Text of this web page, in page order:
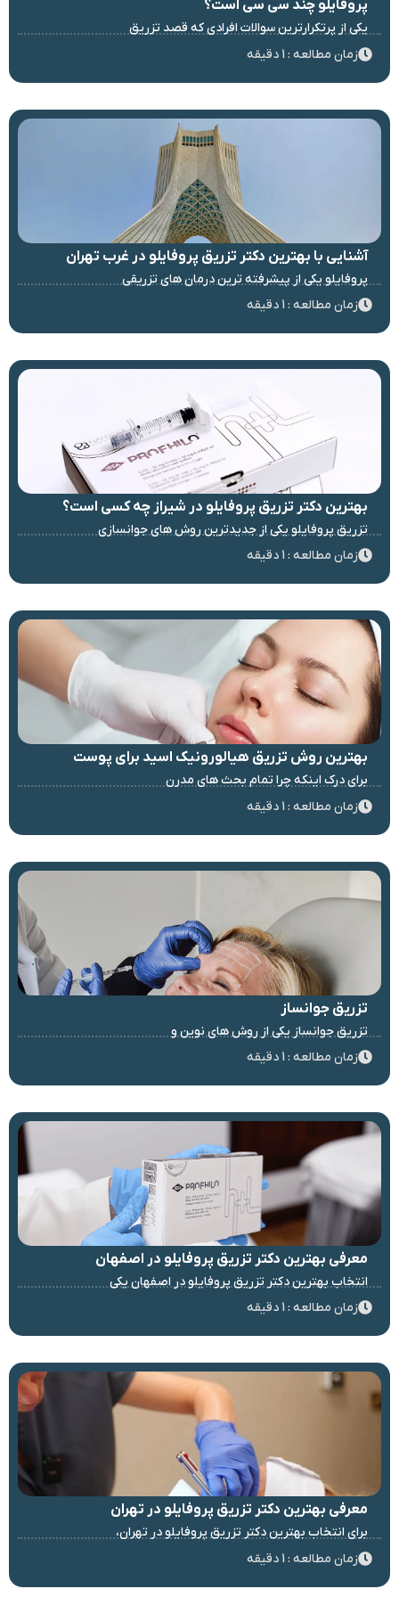
پروفایلو چند سی سی است؟
یکی از پرتکرارترین سوالات افرادی که قصد تزریق
زمان مطالعه : 1 دقیقه
آشنایی با بهترین دکتر تزریق پروفایلو در غرب تهران
پروفایلو یکی از پیشرفته ترین درمان های تزریقی
زمان مطالعه : 1 دقیقه
بهترین دکتر تزریق پروفایلو در شیراز چه کسی است؟
تزریق پروفایلو یکی از جدیدترین روش های جوانسازی
زمان مطالعه : 1 دقیقه
بهترین روش تزریق هیالورونیک اسید برای پوست
برای درک اینکه چرا تمام بحث های مدرن
زمان مطالعه : 1 دقیقه
تزریق جوانساز
تزریق جوانساز یکی از روش های نوین و
زمان مطالعه : 1 دقیقه
معرفی بهترین دکتر تزریق پروفایلو در اصفهان
انتخاب بهترین دکتر تزریق پروفایلو در اصفهان یکی
زمان مطالعه : 1 دقیقه
معرفی بهترین دکتر تزریق پروفایلو در تهران
برای انتخاب بهترین دکتر تزریق پروفایلو در تهران،
زمان مطالعه : 1 دقیقه